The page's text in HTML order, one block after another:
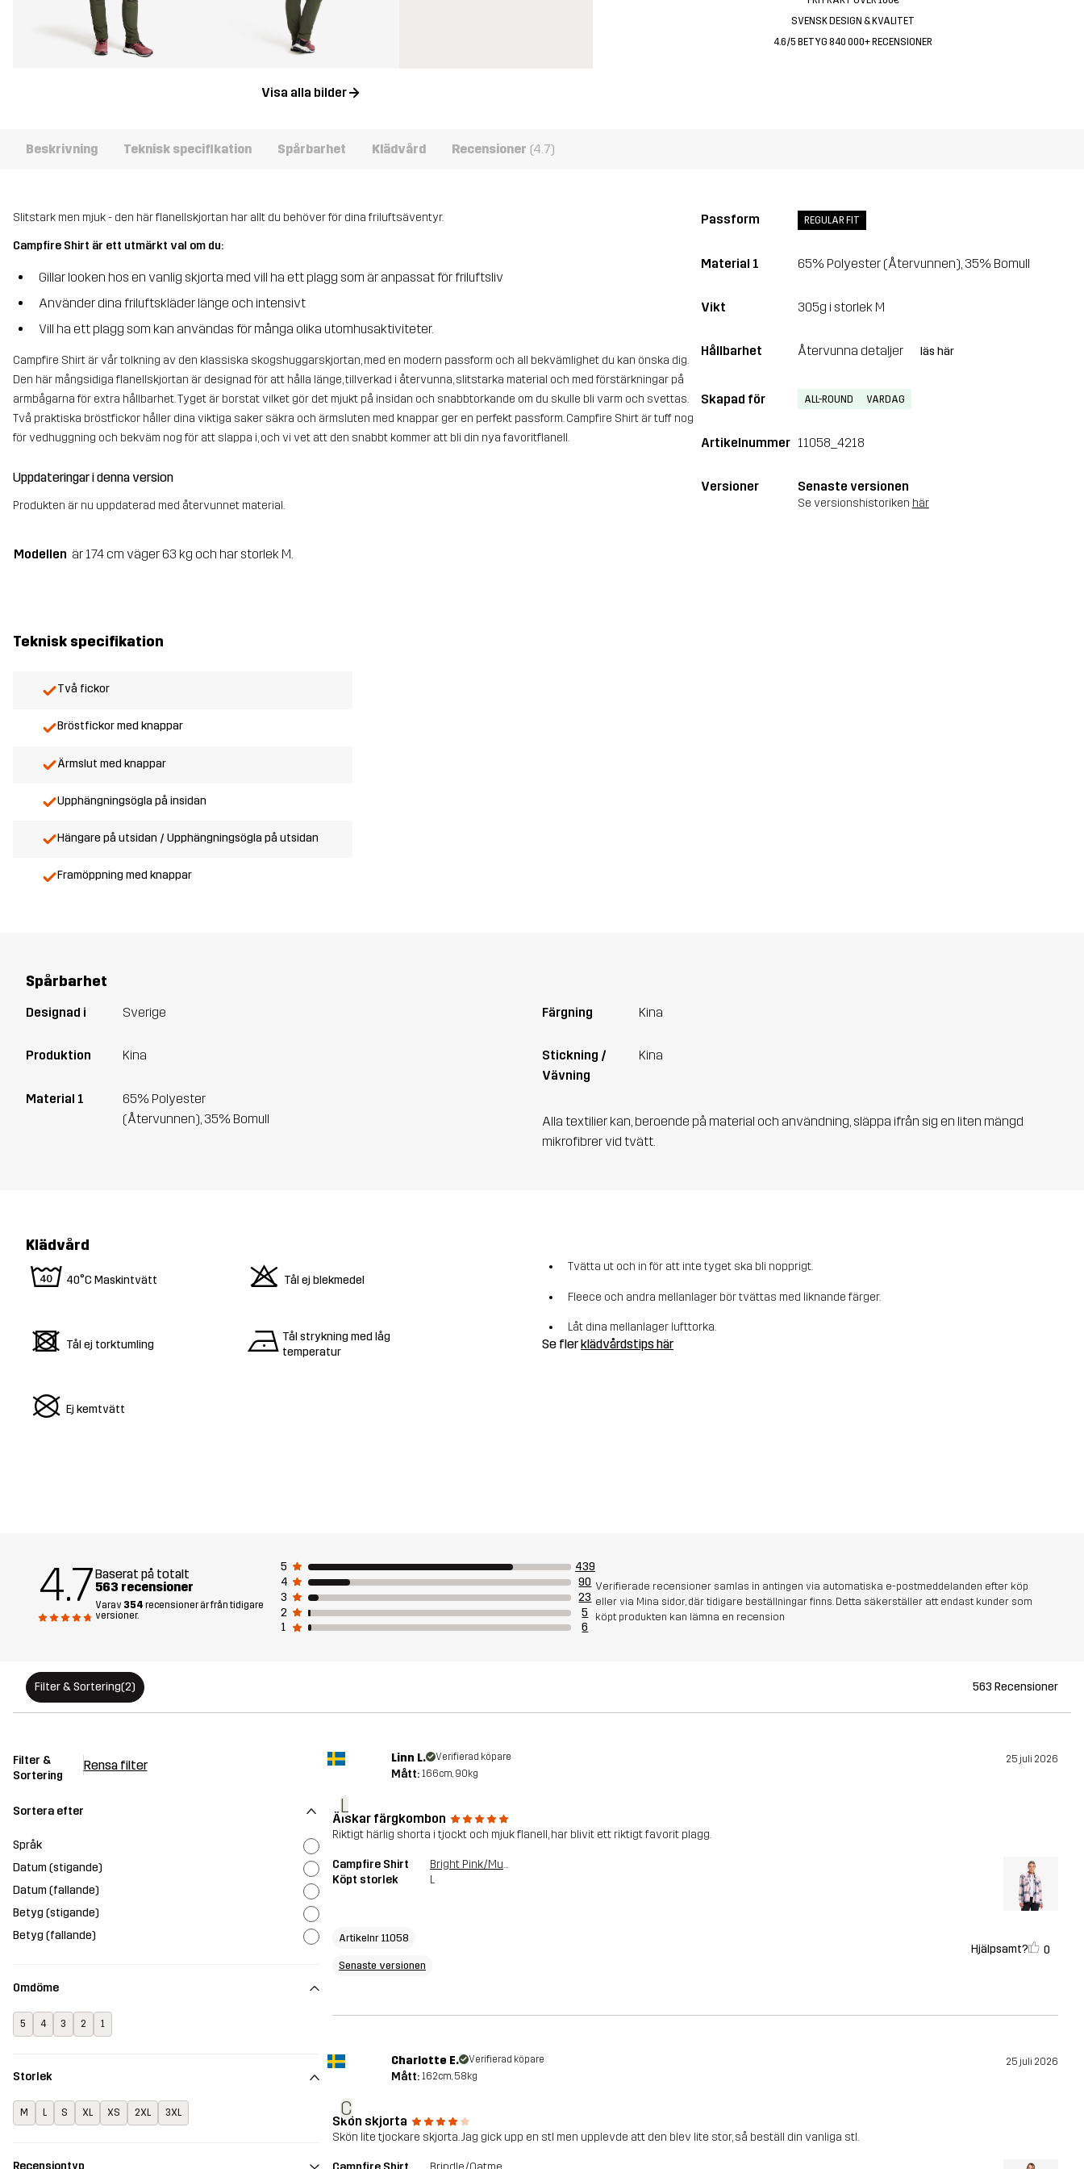
Visa alla bilder
SVENSK DESIGN & KVALITET
4.6/5 BETYG 840 000+ RECENSIONER
Beskrivning Teknisk specifikation Spårbarhet Klädvård Recensioner (4.7)
Slitstark men mjuk - den här flanellskjortan har allt du behöver för dina friluftsäventyr.
Campfire Shirt är ett utmärkt val om du:
Gillar looken hos en vanlig skjorta med vill ha ett plagg som är anpassat för friluftsliv
Använder dina friluftskläder länge och intensivt
Vill ha ett plagg som kan användas för många olika utomhusaktiviteter.
Campfire Shirt är vår tolkning av den klassiska skogshuggarskjortan, med en modern passform och all bekvämlighet du kan önska dig.
Den här mångsidiga flanellskjortan är designad för att hålla länge, tillverkad i återvunna, slitstarka material och med förstärkningar på
armbågarna för extra hållbarhet. Tyget är borstat vilket gör det mjukt på insidan och snabbtorkande om du skulle bli varm och svettas.
Två praktiska bröstfickor håller dina viktiga saker säkra och ärmsluten med knappar ger en perfekt passform. Campfire Shirt är tuff nog
för vedhuggning och bekväm nog för att slappa i, och vi vet att den snabbt kommer att bli din nya favoritflanell.
Uppdateringar i denna version
Produkten är nu uppdaterad med återvunnet material.
Modellen är 174 cm väger 63 kg och har storlek M.
Passform REGULAR FIT
Material 1 65% Polyester (Återvunnen), 35% Bomull
Vikt 305g i storlek M
Hållbarhet Återvunna detaljer läs här
Skapad för ALL-ROUND VARDAG
Artikelnummer 11058_4218
Versioner Senaste versionen
Se versionshistoriken här
Teknisk specifikation
Två fickor
Bröstfickor med knappar
Ärmslut med knappar
Upphängningsögla på insidan
Hängare på utsidan / Upphängningsögla på utsidan
Framöppning med knappar
Spårbarhet
Designad i Sverige
Produktion Kina
Material 1
65% Polyester
(Återvunnen), 35% Bomull
Färgning Kina
Stickning /
Vävning
Kina
Alla textilier kan, beroende på material och användning, släppa ifrån sig en liten mängd
mikrofibrer vid tvätt.
Klädvård
8 40°C Maskintvätt o Tål ej blekmedel
d Tål ej torktumling n Tål strykning med låg
temperatur
U Ej kemtvätt
Tvätta ut och in för att inte tyget ska bli nopprigt.
Fleece och andra mellanlager bör tvättas med liknande färger.
Låt dina mellanlager lufttorka.
Se flerklädvårdstips här
4.7Baserat på totalt
563 recensioner
Varav 354 recensioner är från tidigare
versioner.
5
439
4
90
3
23
2
5
1
6
Verifierade recensioner samlas in antingen via automatiska e-postmeddelanden efter köp
eller via Mina sidor, där tidigare beställningar finns. Detta säkerställer att endast kunder som
köpt produkten kan lämna en recension
Filter & Sortering(2) 563 Recensioner
Filter &
Sortering
Rensa filter
Sortera efter
Språk
Datum (stigande)
Datum (fallande)
Betyg (stigande)
Betyg (fallande)
Omdöme
5 4 3 2 1
Storlek
M L S XL XS 2XL 3XL
Recensiontyp
L
Linn L. Verifierad köpare 25 juli 2026
Mått: 166cm, 90kg
Älskar färgkombon
Riktigt härlig shorta i tjockt och mjuk flanell, har blivit ett riktigt favorit plagg.
Campfire Shirt
Bright Pink/Multi
Köpt storlek
L
Artikelnr 11058
Senaste versionen
Hjälpsamt? 0
C
Charlotte E. Verifierad köpare 25 juli 2026
Mått: 162cm, 58kg
Skön skjorta
Skön lite tjockare skjorta. Jag gick upp en stl men upplevde att den blev lite stor, så beställ din vanliga stl.